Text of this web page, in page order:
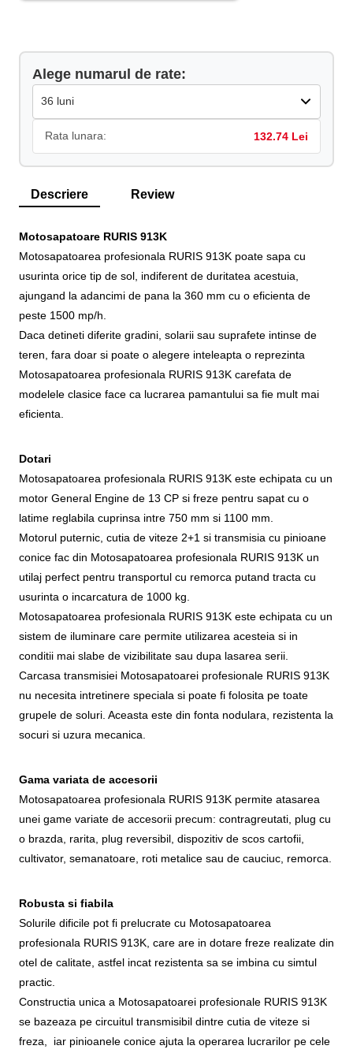
Alege numarul de rate:
Rata lunara: 132.74 Lei
Descriere Review
Motosapatoare RURIS 913K
Motosapatoarea profesionala RURIS 913K poate sapa cu
usurinta orice tip de sol, indiferent de duritatea acestuia,
ajungand la adancimi de pana la 360 mm cu o eficienta de
peste 1500 mp/h.
Daca detineti diferite gradini, solarii sau suprafete intinse de
teren, fara doar si poate o alegere inteleapta o reprezinta
Motosapatoarea profesionala RURIS 913K carefata de
modelele clasice face ca lucrarea pamantului sa fie mult mai
eficienta.
Dotari
Motosapatoarea profesionala RURIS 913K este echipata cu un
motor General Engine de 13 CP si freze pentru sapat cu o
latime reglabila cuprinsa intre 750 mm si 1100 mm.
Motorul puternic, cutia de viteze 2+1 si transmisia cu pinioane
conice fac din Motosapatoarea profesionala RURIS 913K un
utilaj perfect pentru transportul cu remorca putand tracta cu
usurinta o incarcatura de 1000 kg.
Motosapatoarea profesionala RURIS 913K este echipata cu un
sistem de iluminare care permite utilizarea acesteia si in
conditii mai slabe de vizibilitate sau dupa lasarea serii.
Carcasa transmisiei Motosapatoarei profesionale RURIS 913K
nu necesita intretinere speciala si poate fi folosita pe toate
grupele de soluri. Aceasta este din fonta nodulara, rezistenta la
socuri si uzura mecanica.
Gama variata de accesorii
Motosapatoarea profesionala RURIS 913K permite atasarea
unei game variate de accesorii precum: contragreutati, plug cu
o brazda, rarita, plug reversibil, dispozitiv de scos cartofii,
cultivator, semanatoare, roti metalice sau de cauciuc, remorca.
Robusta si fiabila
Solurile dificile pot fi prelucrate cu Motosapatoarea
profesionala RURIS 913K, care are in dotare freze realizate din
otel de calitate, astfel incat rezistenta sa se imbina cu simtul
practic.
Constructia unica a Motosapatoarei profesionale RURIS 913K
se bazeaza pe circuitul transmisibil dintre cutia de viteze si
freza, iar pinioanele conice ajuta la operarea lucrarilor pe cele